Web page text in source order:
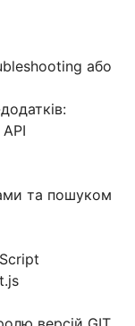
або
та пошуком